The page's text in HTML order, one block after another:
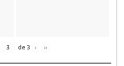
de3 › »